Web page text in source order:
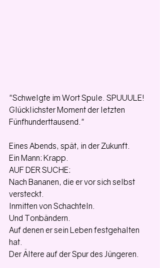
"Schwelgte im Wort Spule. SPUUULE!
Glücklichster Moment der letzten
Fünfhunderttausend."
Eines Abends, spät, in der Zukunft.
Ein Mann: Krapp.
AUF DER SUCHE:
Nach Bananen, die er vor sich selbst
versteckt.
Inmitten von Schachteln.
Und Tonbändern.
Auf denen er sein Leben festgehalten
hat.
Der Ältere auf der Spur des Jüngeren.